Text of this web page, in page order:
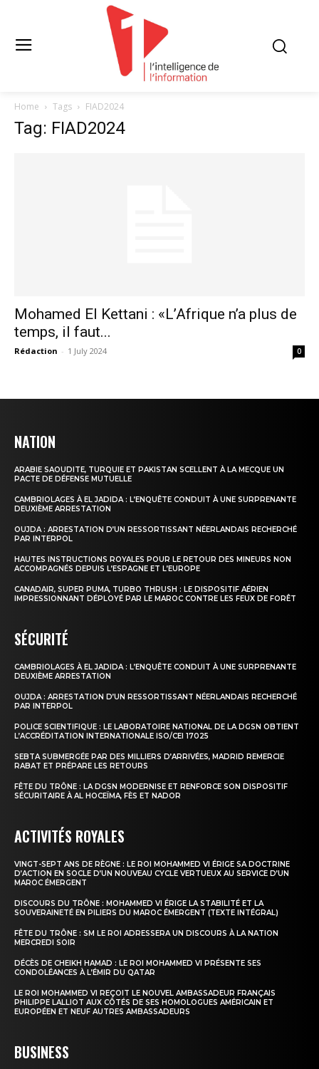
l'intelligence de
S'ABONNER MAINTENANT
Insight Publications
À propos
Formules d’abonnement
Home Tags FIAD2024
Tag: FIAD2024
Mohamed El Kettani : «L’Afrique n’a plus de
temps, il faut...
Rédaction - 1 July 2024 0
NATION
ARABIE SAOUDITE, TURQUIE ET PAKISTAN SCELLENT À LA MECQUE UN
PACTE DE DÉFENSE MUTUELLE
CAMBRIOLAGES À EL JADIDA : L’ENQUÊTE CONDUIT À UNE SURPRENANTE
DEUXIÈME ARRESTATION
OUJDA : ARRESTATION D’UN RESSORTISSANT NÉERLANDAIS RECHERCHÉ
PAR INTERPOL
HAUTES INSTRUCTIONS ROYALES POUR LE RETOUR DES MINEURS NON
ACCOMPAGNÉS DEPUIS L’ESPAGNE ET L’EUROPE
CANADAIR, SUPER PUMA, TURBO THRUSH : LE DISPOSITIF AÉRIEN
IMPRESSIONNANT DÉPLOYÉ PAR LE MAROC CONTRE LES FEUX DE FORÊT
SÉCURITÉ
CAMBRIOLAGES À EL JADIDA : L’ENQUÊTE CONDUIT À UNE SURPRENANTE
DEUXIÈME ARRESTATION
OUJDA : ARRESTATION D’UN RESSORTISSANT NÉERLANDAIS RECHERCHÉ
PAR INTERPOL
POLICE SCIENTIFIQUE : LE LABORATOIRE NATIONAL DE LA DGSN OBTIENT
L’ACCRÉDITATION INTERNATIONALE ISO/CEI 17025
SEBTA SUBMERGÉE PAR DES MILLIERS D’ARRIVÉES, MADRID REMERCIE
RABAT ET PRÉPARE LES RETOURS
FÊTE DU TRÔNE : LA DGSN MODERNISE ET RENFORCE SON DISPOSITIF
SÉCURITAIRE À AL HOCEÏMA, FÈS ET NADOR
ACTIVITÉS ROYALES
VINGT-SEPT ANS DE RÈGNE : LE ROI MOHAMMED VI ÉRIGE SA DOCTRINE
D’ACTION EN SOCLE D’UN NOUVEAU CYCLE VERTUEUX AU SERVICE D’UN
MAROC ÉMERGENT
DISCOURS DU TRÔNE : MOHAMMED VI ÉRIGE LA STABILITÉ ET LA
SOUVERAINETÉ EN PILIERS DU MAROC ÉMERGENT (TEXTE INTÉGRAL)
FÊTE DU TRÔNE : SM LE ROI ADRESSERA UN DISCOURS À LA NATION
MERCREDI SOIR
DÉCÈS DE CHEIKH HAMAD : LE ROI MOHAMMED VI PRÉSENTE SES
CONDOLÉANCES À L’ÉMIR DU QATAR
LE ROI MOHAMMED VI REÇOIT LE NOUVEL AMBASSADEUR FRANÇAIS
PHILIPPE LALLIOT AUX CÔTÉS DE SES HOMOLOGUES AMÉRICAIN ET
EUROPÉEN ET NEUF AUTRES AMBASSADEURS
BUSINESS